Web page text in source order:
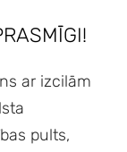
ar izcilām
pults,